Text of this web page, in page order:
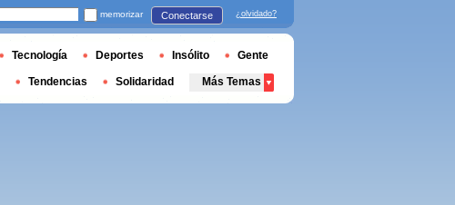
memorizar Conectarse ¿olvidado?
Tecnología Deportes Insólito Gente
Tendencias Solidaridad Más Temas